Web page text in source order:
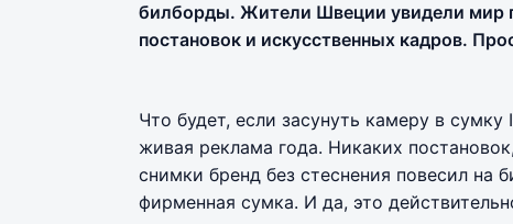
билборды. Жители Швеции увидели мир
постановок и искусственных кадров.
Что будет, если засунуть камеру в
живая реклама года. Никаких
снимки бренд без стеснения повесил на
фирменная сумка. И да, это